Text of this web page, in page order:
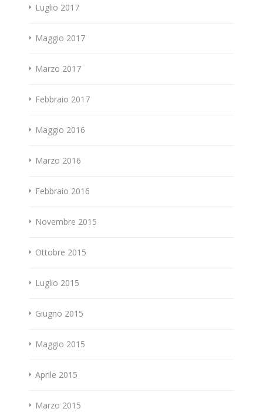
Luglio 2017
Maggio 2017
Marzo 2017
Febbraio 2017
Maggio 2016
Marzo 2016
Febbraio 2016
Novembre 2015
Ottobre 2015
Luglio 2015
Giugno 2015
Maggio 2015
Aprile 2015
Marzo 2015